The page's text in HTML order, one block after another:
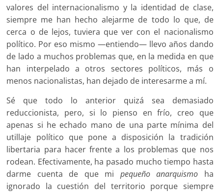
valores del internacionalismo y la identidad de clase,
siempre me han hecho alejarme de todo lo que, de
cerca o de lejos, tuviera que ver con el nacionalismo
político. Por eso mismo —entiendo— llevo años dando
de lado a muchos problemas que, en la medida en que
han interpelado a otros sectores políticos, más o
menos nacionalistas, han dejado de interesarme a mí.
Sé que todo lo anterior quizá sea demasiado
reduccionista, pero, si lo pienso en frío, creo que
apenas si he echado mano de una parte mínima del
utillaje político que pone a disposición la tradición
libertaria para hacer frente a los problemas que nos
rodean. Efectivamente, ha pasado mucho tiempo hasta
darme cuenta de que mi pequeño anarquismo ha
ignorado la cuestión del territorio porque siempre